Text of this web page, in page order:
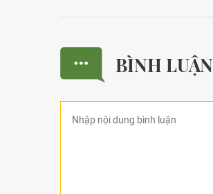
BÌNH LUẬN